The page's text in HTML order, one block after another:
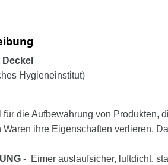
Hygieneinstitut)
für die Aufbewahrung von Produkten,
ihre Eigenschaften verlieren.
- Eimer auslaufsicher, luftdicht,